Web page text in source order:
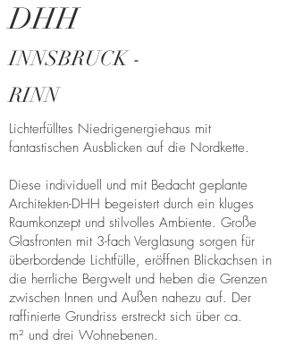
DHH
INNSBRUCK -
RINN
Lichterfülltes Niedrigenergiehaus mit
fantastischen Ausblicken auf die Nordkette.
Diese individuell und mit Bedacht geplante
Architekten-DHH begeistert durch ein kluges
Raumkonzept und stilvolles Ambiente. Große
Glasfronten mit 3-fach Verglasung sorgen für
überbordende Lichtfülle, eröffnen Blickachsen in
die herrliche Bergwelt und heben die Grenzen
zwischen Innen und Außen nahezu auf. Der
raffinierte Grundriss erstreckt sich über ca.
m² und drei Wohnebenen.